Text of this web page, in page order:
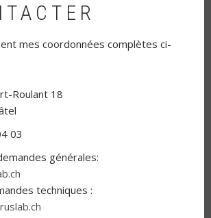
mes coordonnées complètes ci-
Roulant 18
03
générales:
techniques :